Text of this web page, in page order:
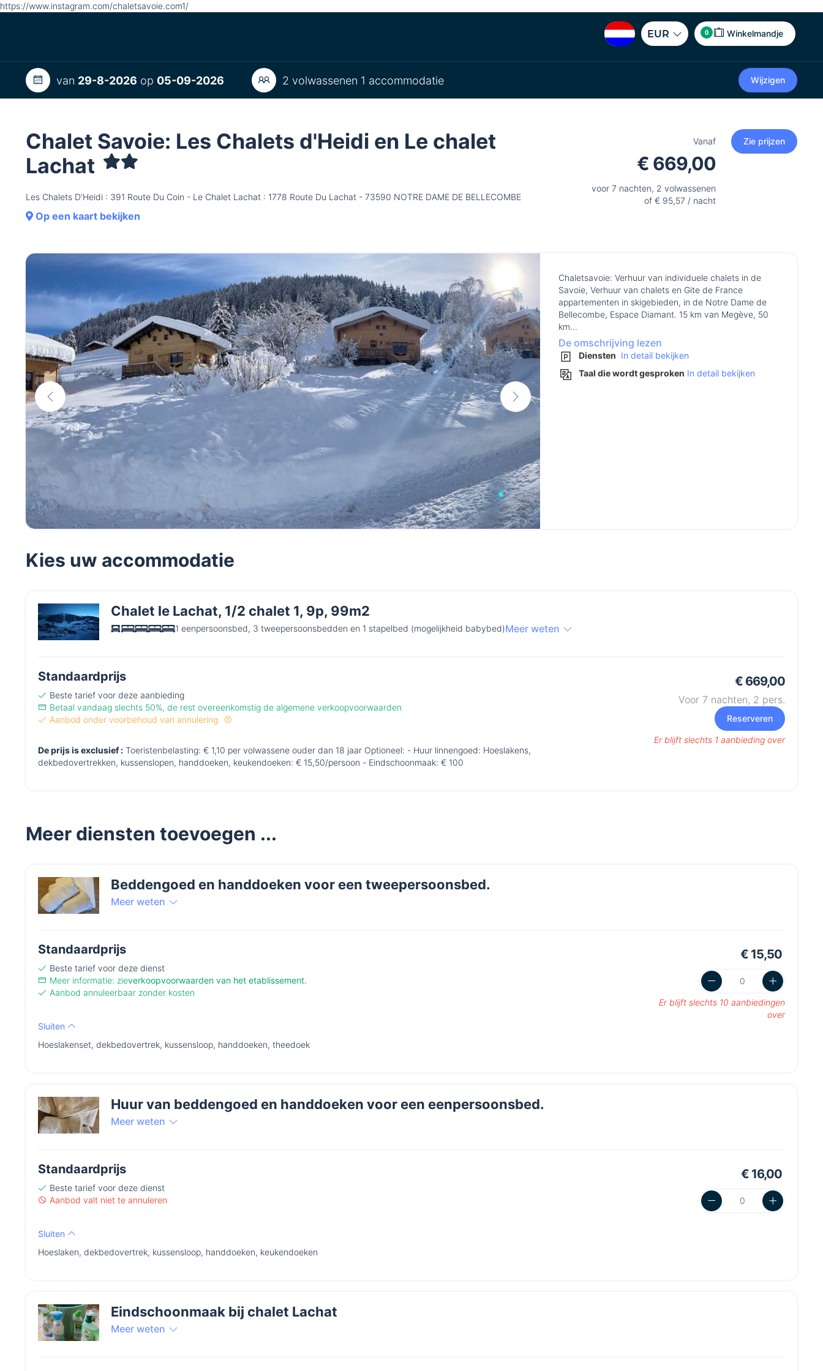
https://www.instagram.com/chaletsavoie.com1/
EUR 0 Winkelmandje
van 29-8-2026 op 05-09-2026 2 volwassenen 1 accommodatie Wijzigen
Chalet Savoie: Les Chalets d'Heidi en Le chalet
Lachat
Les Chalets D'Heidi : 391 Route Du Coin - Le Chalet Lachat : 1778 Route Du Lachat - 73590 NOTRE DAME DE BELLECOMBE
Op een kaart bekijken
Vanaf
€ 669,00
voor 7 nachten, 2 volwassenen
of € 95,57 / nacht
Zie prijzen
Chaletsavoie: Verhuur van individuele chalets in de
Savoie, Verhuur van chalets en Gite de France
appartementen in skigebieden, in de Notre Dame de
Bellecombe, Espace Diamant. 15 km van Megève, 50
km...
De omschrijving lezen
Diensten In detail bekijken
Taal die wordt gesproken In detail bekijken
Kies uw accommodatie
Chalet le Lachat, 1/2 chalet 1, 9p, 99m2
1 eenpersoonsbed, 3 tweepersoonsbedden en 1 stapelbed (mogelijkheid babybed)Meer weten
Standaardprijs
Beste tarief voor deze aanbieding
Betaal vandaag slechts 50%, de rest overeenkomstig de algemene verkoopvoorwaarden
Aanbod onder voorbehoud van annulering
De prijs is exclusief : Toeristenbelasting: € 1,10 per volwassene ouder dan 18 jaar Optioneel: - Huur linnengoed: Hoeslakens,
dekbedovertrekken, kussenslopen, handdoeken, keukendoeken: € 15,50/persoon - Eindschoonmaak: € 100
€ 669,00
Voor 7 nachten, 2 pers.
Reserveren
Er blijft slechts 1 aanbieding over
Meer diensten toevoegen ...
Beddengoed en handdoeken voor een tweepersoonsbed.
Meer weten
Standaardprijs
Beste tarief voor deze dienst
Meer informatie: zieverkoopvoorwaarden van het etablissement.
Aanbod annuleerbaar zonder kosten
€ 15,50
Er blijft slechts 10 aanbiedingen
over
Sluiten
Hoeslakenset, dekbedovertrek, kussensloop, handdoeken, theedoek
Huur van beddengoed en handdoeken voor een eenpersoonsbed.
Meer weten
Standaardprijs
Beste tarief voor deze dienst
Aanbod valt niet te annuleren
€ 16,00
Sluiten
Hoeslaken, dekbedovertrek, kussensloop, handdoeken, keukendoeken
Eindschoonmaak bij chalet Lachat
Meer weten